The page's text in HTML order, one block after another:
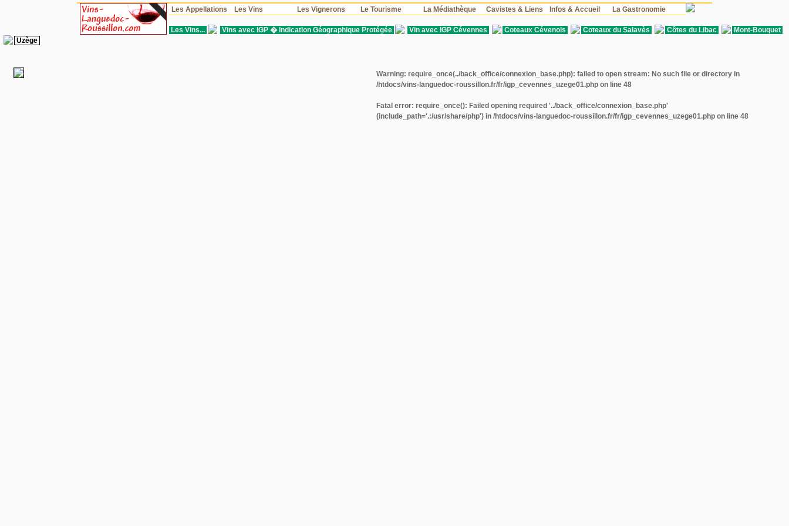
Les Appellations Les Vins Les Vignerons Le Tourisme La Médiathèque Cavistes & Liens Infos & Accueil La Gastronomie
Les Vins... Vins avec IGP � Indication Géographique Protégée Vin avec IGP Cévennes Coteaux Cévenols Coteaux du Salavès Côtes du Libac
Mont-Bouquet
Uzège
Warning: require_once(../back_office/connexion_base.php): failed to open stream: No such file or directory in
/htdocs/vins-languedoc-roussillon.fr/fr/igp_cevennes_uzege01.php on line 48
Fatal error: require_once(): Failed opening required '../back_office/connexion_base.php'
(include_path='.:/usr/share/php') in /htdocs/vins-languedoc-roussillon.fr/fr/igp_cevennes_uzege01.php on line 48